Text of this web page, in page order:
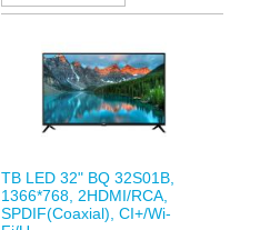
ТВ LED 32" BQ 32S01B,
1366*768, 2HDMI/RCA,
SPDIF(Coaxial), CI+/Wi-